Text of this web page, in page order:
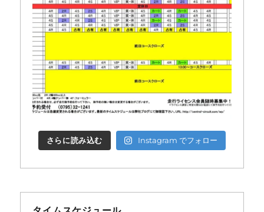
さらに読み込む Instagram でフォロー